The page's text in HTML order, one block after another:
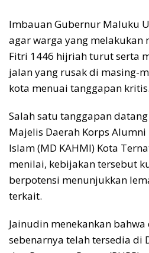
Imbauan Gubernur Maluku
agar warga yang
Fitri 1446 hijriah turut serta
jalan yang rusak di masing-
kota menuai tanggapan kritis.
Salah satu tanggapan
Majelis Daerah Korps
Islam (MD KAHMI) Kota
menilai, kebijakan tersebut
berpotensi menunjukkan
terkait.
Jainudin menekankan
sebenarnya telah tersedia di